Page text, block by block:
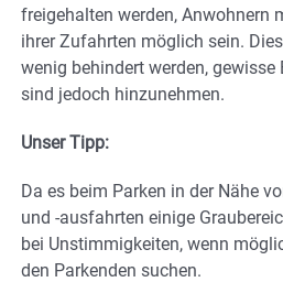
freigehalten werden, Anwohnern
ihrer Zufahrten möglich sein.
wenig behindert werden, gewisse
sind jedoch hinzunehmen.
Unser Tipp:
Da es beim Parken in der Nähe
und -ausfahrten einige
bei Unstimmigkeiten, wenn
den Parkenden suchen.